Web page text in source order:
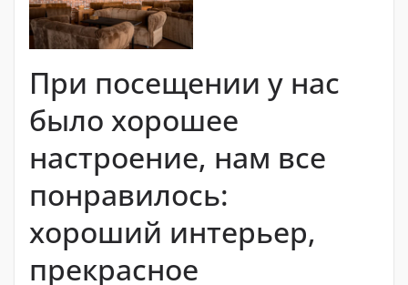
При посещении у нас
было хорошее
настроение, нам все
понравилось:
хороший интерьер,
прекрасное